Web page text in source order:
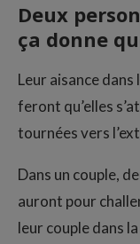
Deux
ça donne
Leur aisance
feront qu’elles
tournées vers
Dans un couple,
auront pour
leur couple dans